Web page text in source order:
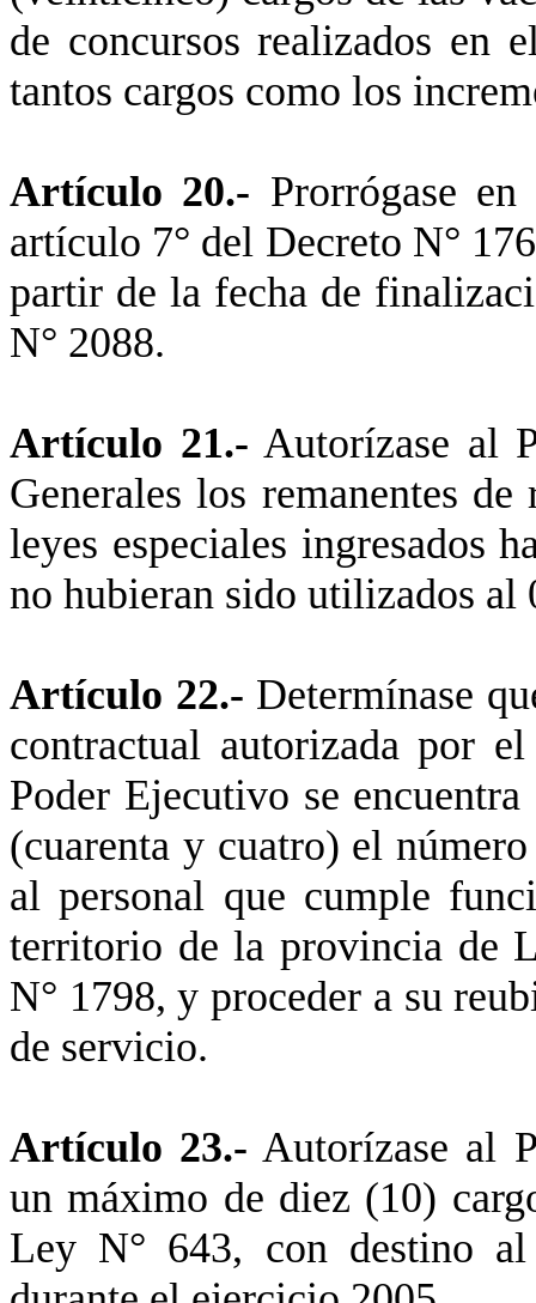
de concursos realizados en
tantos cargos como los
Artículo 20.- Prorrógase
artículo 7° del Decreto N°
partir de la fecha de
N° 2088.
Artículo 21.- Autorízase al
Generales los remanentes
leyes especiales ingresados
no hubieran sido utilizados al
Artículo 22.- Determínase
contractual autorizada por
Poder Ejecutivo se
(cuarenta y cuatro) el
al personal que cumple
territorio de la provincia de
N° 1798, y proceder a su
de servicio.
Artículo 23.- Autorízase al
un máximo de diez (10)
Ley N° 643, con destino al